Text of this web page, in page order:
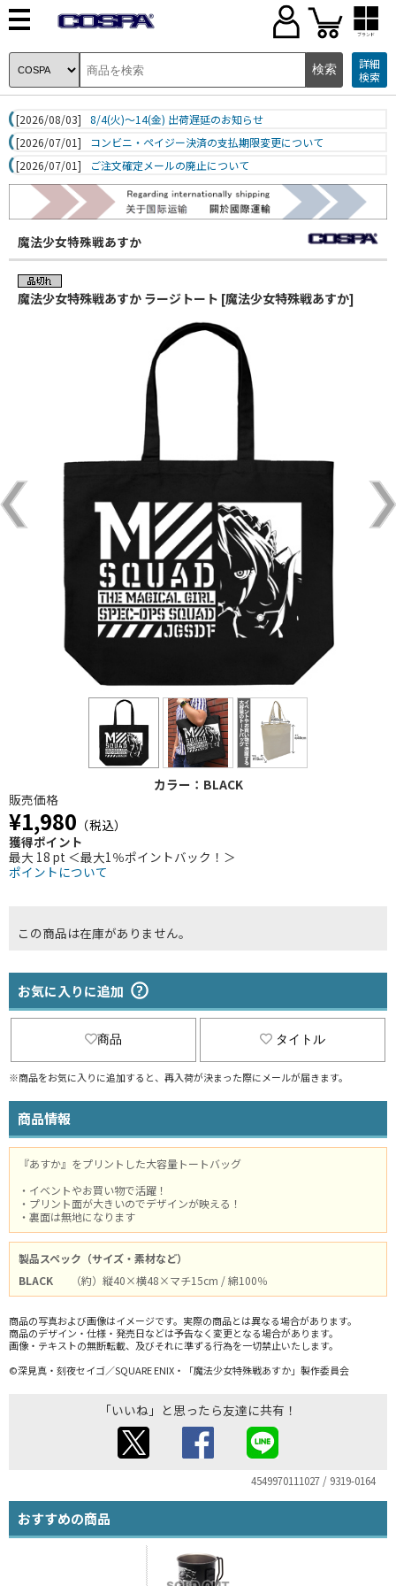
ブランド
詳細
検索
[2026/08/03]
8/4(火)～14(金) 出荷遅延のお知らせ
[2026/07/01]
コンビニ・ペイジー決済の支払期限変更について
[2026/07/01]
ご注文確定メールの廃止について
魔法少女特殊戦あすか
魔法少女特殊戦あすか ラージトート [魔法少女特殊戦あすか]
カラー：BLACK
販売価格
¥1,980 （税込）
獲得ポイント
最大 18 pt ＜最大1％ポイントバック！＞
ポイントについて
この商品は在庫がありません。
お気に入りに追加
商品 タイトル
※商品をお気に入りに追加すると、再入荷が決まった際にメールが届きます。
商品情報
『あすか』をプリントした大容量トートバッグ
・イベントやお買い物で活躍！
・プリント面が大きいのでデザインが映える！
・裏面は無地になります
製品スペック（サイズ・素材など）
BLACK
（約）縦40×横48×マチ15cm / 綿100％
商品の写真および画像はイメージです。実際の商品とは異なる場合があります。
商品のデザイン・仕様・発売日などは予告なく変更となる場合があります。
画像・テキストの無断転載、及びそれに準ずる行為を一切禁止いたします。
©深見真・刻夜セイゴ／SQUARE ENIX・「魔法少女特殊戦あすか」製作委員会
「いいね」と思ったら友達に共有！
4549970111027 / 9319-0164
おすすめの商品